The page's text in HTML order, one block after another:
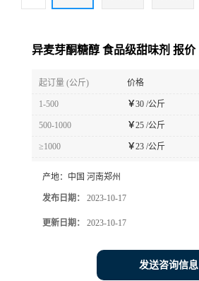
异麦芽酮糖醇 食品级甜味剂 报价
起订量 (公斤) 价格
1-500 ￥30 /公斤
500-1000 ￥25 /公斤
≥1000 ￥23 /公斤
产地： 中国 河南郑州
发布日期： 2023-10-17
更新日期： 2023-10-17
发送咨询信息